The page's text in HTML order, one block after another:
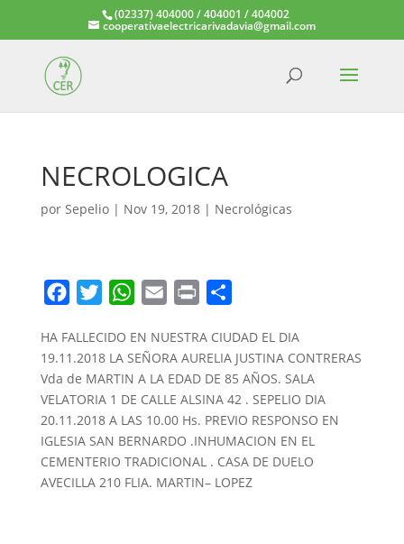
(02337) 404000 / 404001 / 404002
cooperativaelectricarivadavia@gmail.com
NECROLOGICA
por Sepelio| Nov 19, 2018| Necrológicas
c
e
b
o
o
k
i
t
t
e
r
W
a
t
s
A
p
p
a
i
i
n
t
m
p
a
r
t
i
HA FALLECIDO EN NUESTRA CIUDAD EL DIA
19.11.2018 LA SEÑORA AURELIA JUSTINA CONTRERAS
Vda de MARTIN A LA EDAD DE 85 AÑOS. SALA
VELATORIA 1 DE CALLE ALSINA 42 . SEPELIO DIA
20.11.2018 A LAS 10.00 Hs. PREVIO RESPONSO EN
IGLESIA SAN BERNARDO .INHUMACION EN EL
CEMENTERIO TRADICIONAL . CASA DE DUELO
AVECILLA 210 FLIA. MARTIN– LOPEZ